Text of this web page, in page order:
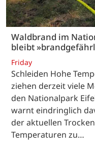
Waldbrand im
bleibt
Friday
Schleiden Hohe
ziehen derzeit viele
den Nationalpark
warnt eindringlich
der aktuellen
Temperaturen zu…